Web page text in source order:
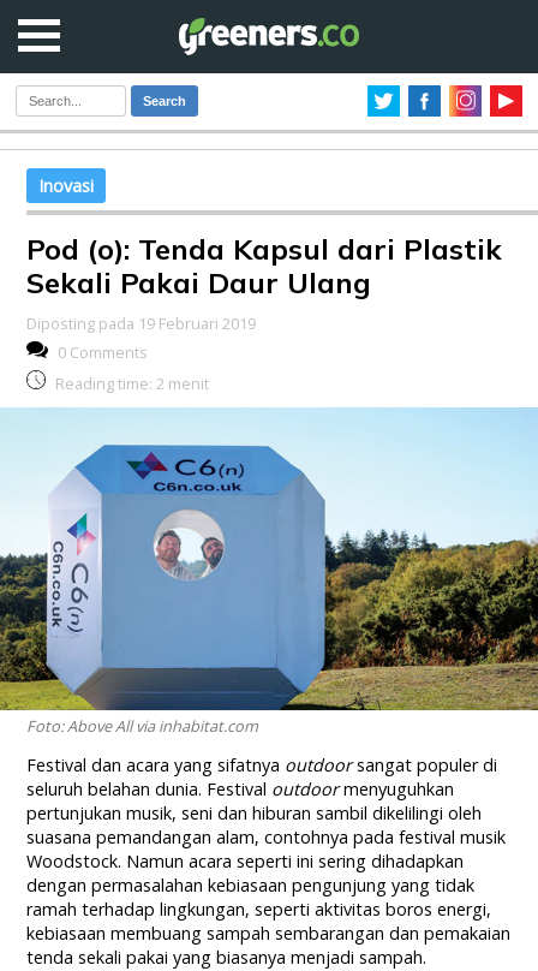
Search
Inovasi
Pod (o): Tenda Kapsul dari Plastik
Sekali Pakai Daur Ulang
Diposting pada 19 Februari 2019
0 Comments
Reading time: 2 menit
Foto: Above All via inhabitat.com
Festival dan acara yang sifatnya outdoorsangat populer di
seluruh belahan dunia. Festival outdoormenyuguhkan
pertunjukan musik, seni dan hiburan sambil dikelilingi oleh
suasana pemandangan alam, contohnya pada festival musik
Woodstock. Namun acara seperti ini sering dihadapkan
dengan permasalahan kebiasaan pengunjung yang tidak
ramah terhadap lingkungan, seperti aktivitas boros energi,
kebiasaan membuang sampah sembarangan dan pemakaian
tenda sekali pakai yang biasanya menjadi sampah.